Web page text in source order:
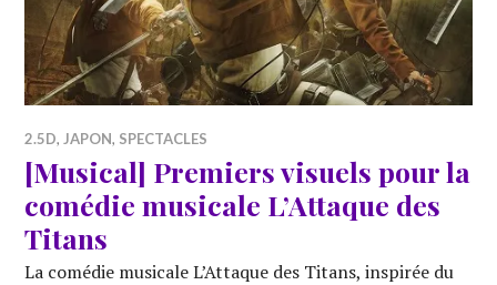
2.5D, JAPON, SPECTACLES
[Musical] Premiers visuels pour la
comédie musicale L’Attaque des
Titans
La comédie musicale L’Attaque des Titans, inspirée du